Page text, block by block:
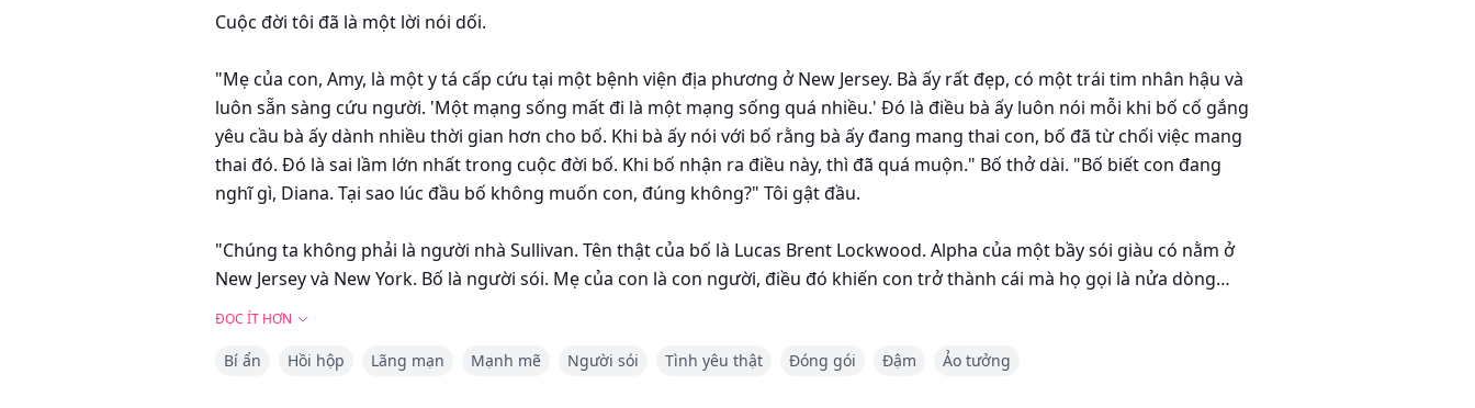
Cuộc đời tôi đã là một lời nói dối.
"Mẹ của con, Amy, là một y tá cấp cứu tại một bệnh viện địa phương ở New Jersey. Bà ấy rất đẹp, có một trái tim nhân hậu và
luôn sẵn sàng cứu người. 'Một mạng sống mất đi là một mạng sống quá nhiều.' Đó là điều bà ấy luôn nói mỗi khi bố cố gắng
yêu cầu bà ấy dành nhiều thời gian hơn cho bố. Khi bà ấy nói với bố rằng bà ấy đang mang thai con, bố đã từ chối việc mang
thai đó. Đó là sai lầm lớn nhất trong cuộc đời bố. Khi bố nhận ra điều này, thì đã quá muộn." Bố thở dài. "Bố biết con đang
nghĩ gì, Diana. Tại sao lúc đầu bố không muốn con, đúng không?" Tôi gật đầu.
"Chúng ta không phải là người nhà Sullivan. Tên thật của bố là Lucas Brent Lockwood. Alpha của một bầy sói giàu có nằm ở
New Jersey và New York. Bố là người sói. Mẹ của con là con người, điều đó khiến con trở thành cái mà họ gọi là nửa dòng
máu. Hồi đó, việc một người sói kết giao với con người và sinh con là điều cấm kỵ. Thường thì con sẽ bị đuổi khỏi bầy... sống
ĐỌC ÍT HƠN
Bí ẩn Hồi hộp Lãng mạn Mạnh mẽ Người sói Tình yêu thật Đóng gói Đậm Ảo tưởng